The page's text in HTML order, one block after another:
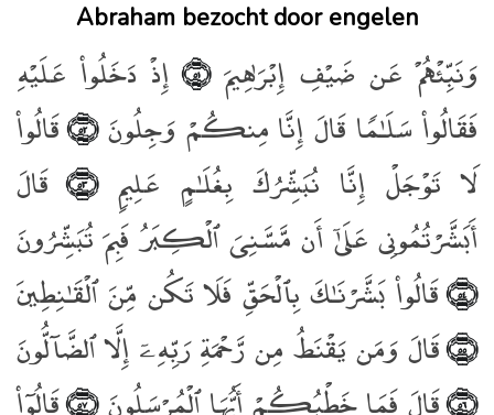
Abraham bezocht door engelen
وَنَبِّئْهُمْ عَن ضَيْفِ إِبْرَٰهِيمَ﴿٥١﴾
إِذْ دَخَلُوا۟ عَلَيْهِ
فَقَالُوا۟ سَلَـٰمًۭا قَالَ إِنَّا مِنكُمْ وَجِلُونَ﴿٥٢﴾
قَالُوا۟
لَا تَوْجَلْ إِنَّا نُبَشِّرُكَ بِغُلَـٰمٍ عَلِيمٍۢ﴿٥٣﴾
قَالَ
أَبَشَّرْتُمُونِى عَلَىٰٓ أَن مَّسَّنِىَ ٱلْكِبَرُ فَبِمَ تُبَشِّرُونَ
﴿٥٤﴾ قَالُوا۟ بَشَّرْنَـٰكَ بِٱلْحَقِّ فَلَا تَكُن مِّنَ ٱلْقَـٰنِطِينَ
﴿٥٥﴾ قَالَ وَمَن يَقْنَطُ مِن رَّحْمَةِ رَبِّهِۦٓ إِلَّا ٱلضَّآلُّونَ
﴿٥٦﴾ ﴿٥٧﴾